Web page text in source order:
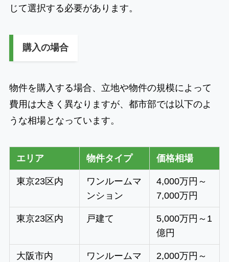
じて選択する必要があります。
購入の場合
物件を購入する場合、立地や物件の規模によって
費用は大きく異なりますが、都市部では以下のよ
うな相場となっています。
エリア 物件タイプ 価格相場
東京23区内
ワンルームマ
ンション
4,000万円～
7,000万円
東京23区内 戸建て
5,000万円～1
億円
大阪市内
ワンルームマ
2,000万円～